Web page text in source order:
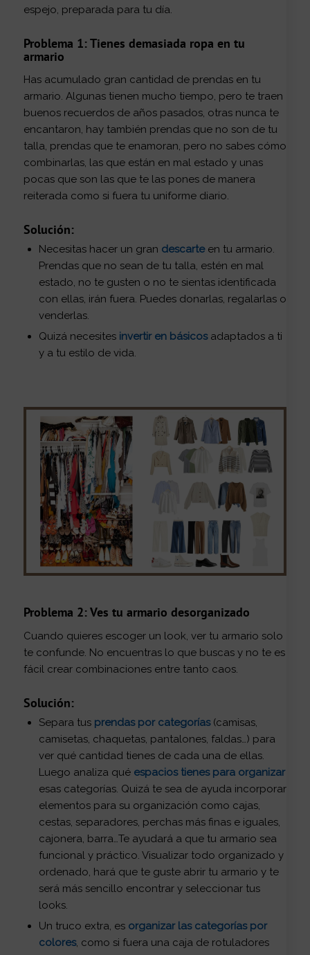
espejo, preparada para tu día.
Problema 1: Tienes demasiada ropa en tu
armario
Has acumulado gran cantidad de prendas en tu
armario. Algunas tienen mucho tiempo, pero te traen
buenos recuerdos de años pasados, otras nunca te
encantaron, hay también prendas que no son de tu
talla, prendas que te enamoran, pero no sabes cómo
combinarlas, las que están en mal estado y unas
pocas que son las que te las pones de manera
reiterada como si fuera tu uniforme diario.
Solución:
Necesitas hacer un gran descarteen tu armario.
Prendas que no sean de tu talla, estén en mal
estado, no te gusten o no te sientas identificada
con ellas, irán fuera. Puedes donarlas, regalarlas o
venderlas.
Quizá necesites invertir en básicosadaptados a ti
y a tu estilo de vida.
Problema 2: Ves tu armario desorganizado
Cuando quieres escoger un look, ver tu armario solo
te confunde. No encuentras lo que buscas y no te es
fácil crear combinaciones entre tanto caos.
Solución:
Separa tus prendas por categorías(camisas,
camisetas, chaquetas, pantalones, faldas…) para
ver qué cantidad tienes de cada una de ellas.
Luego analiza qué espacios tienes para organizar
esas categorías. Quizá te sea de ayuda incorporar
elementos para su organización como cajas,
cestas, separadores, perchas más finas e iguales,
cajonera, barra…Te ayudará a que tu armario sea
funcional y práctico. Visualizar todo organizado y
ordenado, hará que te guste abrir tu armario y te
será más sencillo encontrar y seleccionar tus
looks.
Un truco extra, es organizar las categorías por
colores, como si fuera una caja de rotuladores